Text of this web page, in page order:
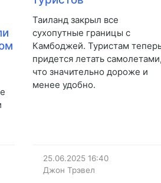
Таиланд закрыл все
сухопутные границы с
Камбоджей. Туристам
придется летать самолетами,
что значительно дороже и
менее удобно.
25.06.2025 16:40
Джон Трэвел